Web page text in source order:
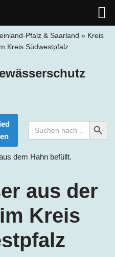
Pfalz & Saarland » Kreis
Kreis Südwestpfalz
Search
for:
Search Button
aus der
Kreis